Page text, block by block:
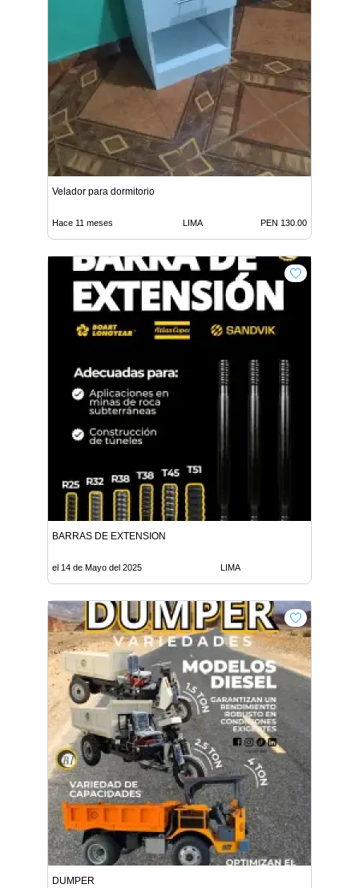
Velador para dormitorio
Hace 11 meses LIMA PEN 130.00
BARRAS DE EXTENSION
el 14 de Mayo del 2025 LIMA
DUMPER